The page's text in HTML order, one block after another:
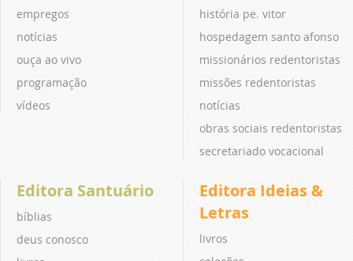
empregos
notícias
ouça ao vivo
programação
vídeos
história pe. vitor
hospedagem santo afonso
missionários redentoristas
missões redentoristas
notícias
obras sociais redentoristas
secretariado vocacional
Editora Santuário
bíblias
deus conosco
Editora Ideias &
Letras
livros